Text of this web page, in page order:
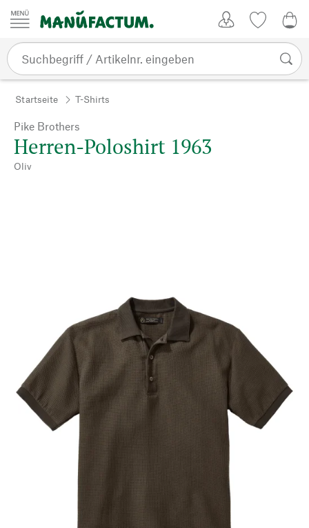
Zum Inhalt springen
Startseite T-Shirts
Pike Brothers
Herren-Poloshirt 1963
Oliv